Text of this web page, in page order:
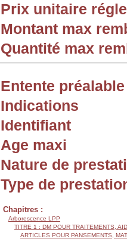
Prix unitaire
Montant max
Quantité max
Entente préalable
Indications
Identifiant
Age maxi
Nature de
Type de
Chapitres :
Arborescence LPP
TITRE 1 : DM POUR TRAITEMENTS,
ARTICLES POUR PANSEMENTS,